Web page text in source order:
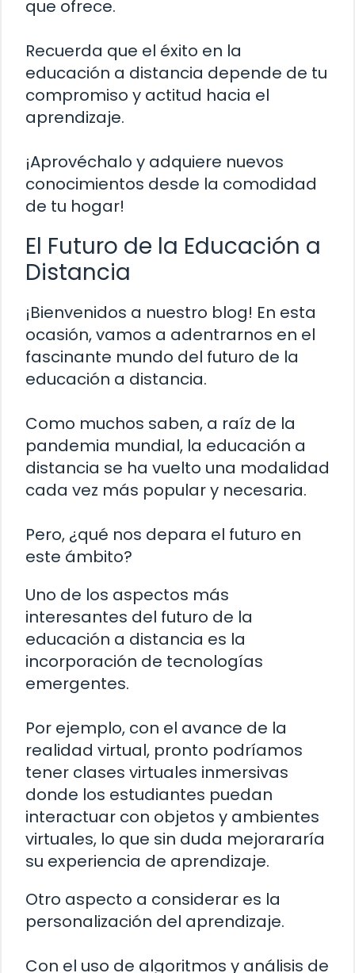
que ofrece.
Recuerda que el éxito en la
educación a distancia depende de tu
compromiso y actitud hacia el
aprendizaje.
¡Aprovéchalo y adquiere nuevos
conocimientos desde la comodidad
de tu hogar!
El Futuro de la Educación a
Distancia
¡Bienvenidos a nuestro blog! En esta
ocasión, vamos a adentrarnos en el
fascinante mundo del futuro de la
educación a distancia.
Como muchos saben, a raíz de la
pandemia mundial, la educación a
distancia se ha vuelto una modalidad
cada vez más popular y necesaria.
Pero, ¿qué nos depara el futuro en
este ámbito?
Uno de los aspectos más
interesantes del futuro de la
educación a distancia es la
incorporación de tecnologías
emergentes.
Por ejemplo, con el avance de la
realidad virtual, pronto podríamos
tener clases virtuales inmersivas
donde los estudiantes puedan
interactuar con objetos y ambientes
virtuales, lo que sin duda mejorararía
su experiencia de aprendizaje.
Otro aspecto a considerar es la
personalización del aprendizaje.
Con el uso de algoritmos y análisis de